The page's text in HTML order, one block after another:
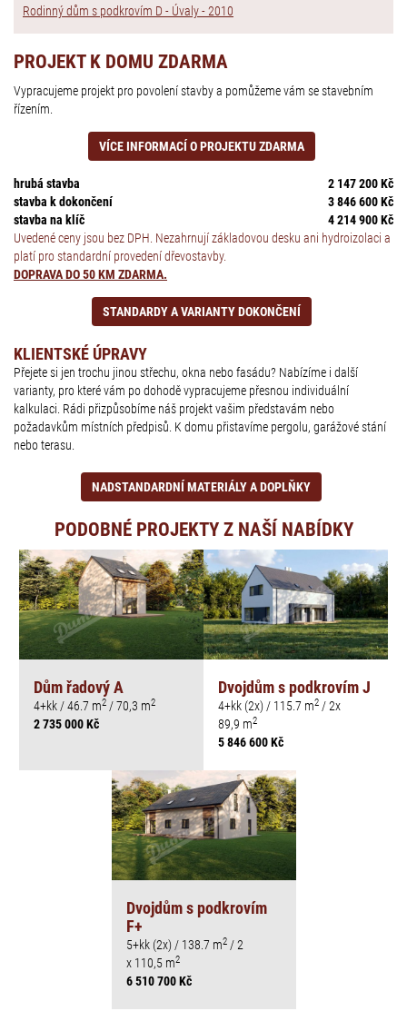
Rodinný dům s podkrovím D - Úvaly - 2010
PROJEKT K DOMU ZDARMA
Vypracujeme projekt pro povolení stavby a pomůžeme vám se stavebním
řízením.
VÍCE INFORMACÍ O PROJEKTU ZDARMA
hrubá stavba
2 147 200 Kč
stavba k dokončení
3 846 600 Kč
stavba na klíč
4 214 900 Kč
Uvedené ceny jsou bez DPH. Nezahrnují základovou desku ani hydroizolaci a
platí pro standardní provedení dřevostavby.
DOPRAVA DO 50 KM ZDARMA.
STANDARDY A VARIANTY DOKONČENÍ
KLIENTSKÉ ÚPRAVY
Přejete si jen trochu jinou střechu, okna nebo fasádu? Nabízíme i další
varianty, pro které vám po dohodě vypracujeme přesnou individuální
kalkulaci. Rádi přizpůsobíme náš projekt vašim představám nebo
požadavkům místních předpisů. K domu přistavíme pergolu, garážové stání
nebo terasu.
NADSTANDARDNÍ MATERIÁLY A DOPLŇKY
PODOBNÉ PROJEKTY Z NAŠÍ NABÍDKY
Dům řadový A
4+kk / 46.7 m2 / 70,3 m2
2 735 000 Kč
Dvojdům s podkrovím J
4+kk (2x) / 115.7 m2 / 2x
89,9 m2
5 846 600 Kč
Dvojdům s podkrovím
F+
5+kk (2x) / 138.7 m2/ 2
x 110,5 m2
6 510 700 Kč